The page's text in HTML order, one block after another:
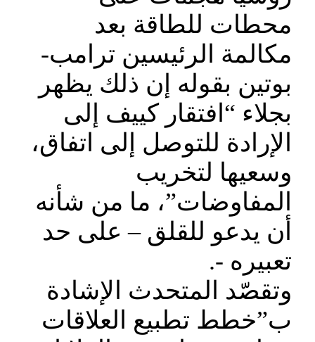
محطات للطاقة بعد
مكالمة الرئيسين ترامب-
بوتين بقوله إن ذلك يظهر
بجلاء “افتقار كييف إلى
الإرادة للتوصل إلى اتفاق،
وسعيها لتخريب
المفاوضات”، ما من شأنه
أن يدعو للقلق – على حد
تعبيره -.
وتقصّد المتحدث الإشادة
ب”خطط تطبيع العلاقات